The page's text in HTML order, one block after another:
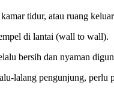
tidur, atau ruang
di lantai (wall to wall).
bersih dan nyaman
lalang pengunjung, perlu